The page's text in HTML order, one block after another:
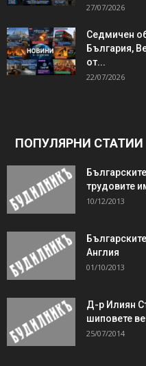
27/07/2026
Седмичен
България,
от...
22/07/2026
ПОПУЛЯРНИ СТАТИИ
трудовите
10/12/2013
Англия
01/10/2013
Д-р Илиян
шиповете
25/07/2014